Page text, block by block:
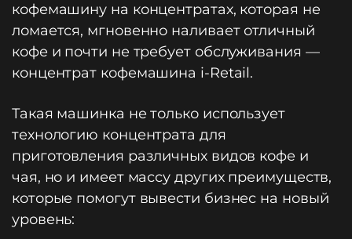
кофемашину на концентратах, которая не
ломается, мгновенно наливает отличный
кофе и почти не требует обслуживания —
концентрат кофемашина i-Retail.
Такая машинка не только использует
технологию концентрата для
приготовления различных видов кофе и
чая, но и имеет массу других преимуществ,
которые помогут вывести бизнес на новый
уровень: